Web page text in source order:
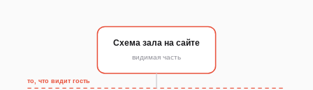
Схема зала на сайте
видимая часть
то, что видит гость